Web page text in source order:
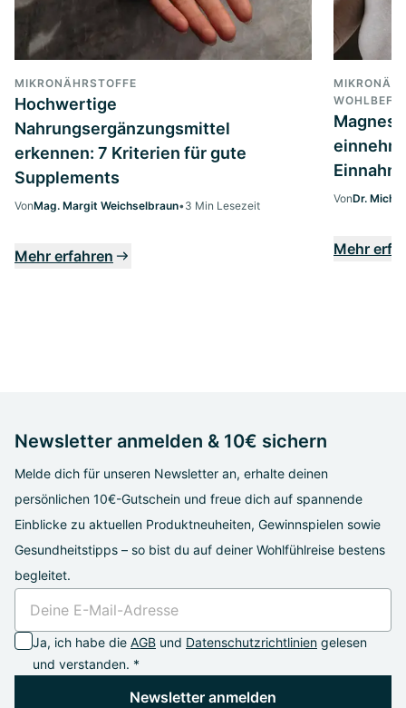
MIKRONÄHRSTOFFE
Hochwertige
Nahrungsergänzungsmittel
erkennen: 7 Kriterien für gute
Supplements
VonMag. Margit Weichselbraun•3 Min Lesezeit
Mehr erfahren
VonDr.
Mehr
Newsletter anmelden & 10€ sichern
Melde dich für unseren Newsletter an, erhalte deinen
persönlichen 10€-Gutschein und freue dich auf spannende
Einblicke zu aktuellen Produktneuheiten, Gewinnspielen sowie
Gesundheitstipps – so bist du auf deiner Wohlfühlreise bestens
begleitet.
Ja, ich habe die AGB und Datenschutzrichtlinien gelesen
und verstanden. *
Newsletter anmelden